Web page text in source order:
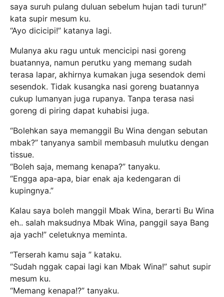
saya suruh pulang duluan sebelum hujan tadi turun!”
kata supir mesum ku.
“Ayo dicicipi!” katanya lagi.
Mulanya aku ragu untuk mencicipi nasi goreng
buatannya, namun perutku yang memang sudah
terasa lapar, akhirnya kumakan juga sesendok demi
sesendok. Tidak kusangka nasi goreng buatannya
cukup lumanyan juga rupanya. Tanpa terasa nasi
goreng di piring dapat kuhabisi juga.
“Bolehkan saya memanggil Bu Wina dengan sebutan
mbak?” tanyanya sambil membasuh mulutku dengan
tissue.
“Boleh saja, memang kenapa?” tanyaku.
“Engga apa-apa, biar enak aja kedengaran di
kupingnya.”
Kalau saya boleh manggil Mbak Wina, berarti Bu Wina
eh.. salah maksudnya Mbak Wina, panggil saya Bang
aja yach!” celetuknya meminta.
“Terserah kamu saja ” kataku.
“Sudah nggak capai lagi kan Mbak Wina!” sahut supir
mesum ku.
“Memang kenapa!?” tanyaku.